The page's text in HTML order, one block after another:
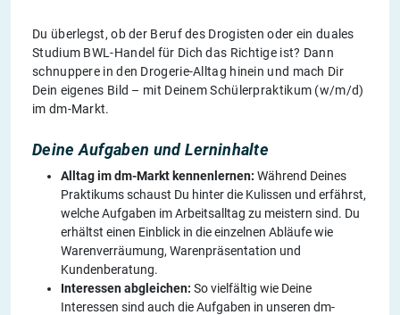
Du überlegst, ob der Beruf des Drogisten oder ein duales
Studium BWL-Handel für Dich das Richtige ist? Dann
schnuppere in den Drogerie-Alltag hinein und mach Dir
Dein eigenes Bild – mit Deinem Schülerpraktikum (w/m/d)
im dm-Markt.
Deine Aufgaben und Lerninhalte
Alltag im dm-Markt kennenlernen: Während Deines
Praktikums schaust Du hinter die Kulissen und erfährst,
welche Aufgaben im Arbeitsalltag zu meistern sind. Du
erhältst einen Einblick in die einzelnen Abläufe wie
Warenverräumung, Warenpräsentation und
Kundenberatung.
Interessen abgleichen: So vielfältig wie Deine
Interessen sind auch die Aufgaben in unseren dm-